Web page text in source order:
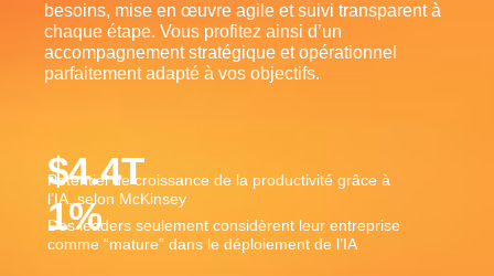
besoins, mise en œuvre agile et suivi transparent à
chaque étape. Vous profitez ainsi d’un
accompagnement stratégique et opérationnel
parfaitement adapté à vos objectifs.
Potentiel de croissance de la productivité grâce à
l’IA, selon McKinsey
$4.4T
Des leaders seulement considèrent leur entreprise
comme “mature” dans le déploiement de l’IA
1%